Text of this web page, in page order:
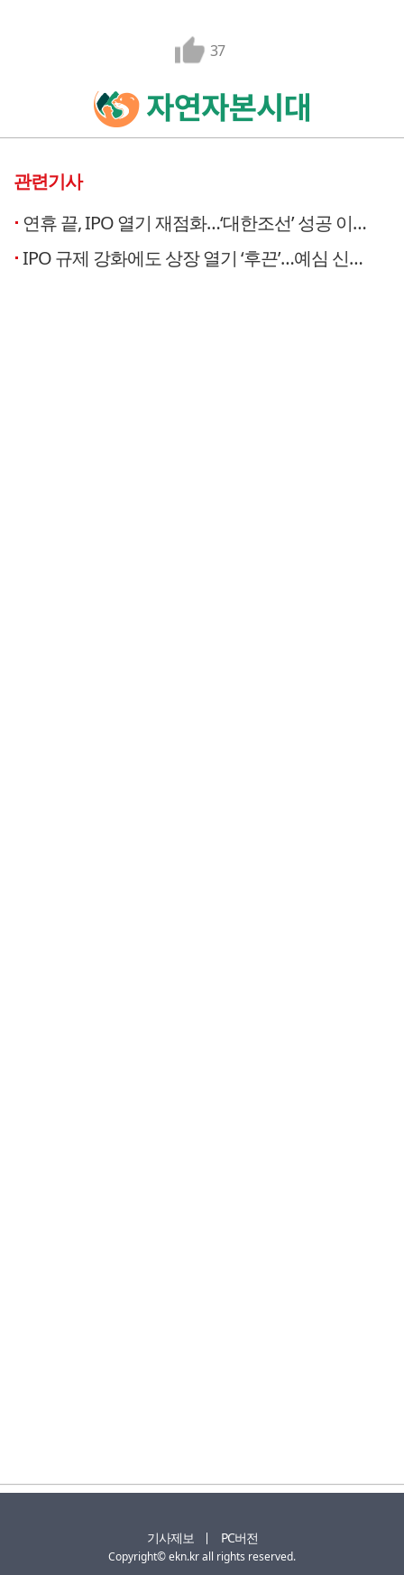
37
관련기사
연휴 끝, IPO 열기 재점화…‘대한조선’ 성공 이어 4분기 기대감 확산
IPO 규제 강화에도 상장 열기 ‘후끈’…예심 신청 기업 오히려 증가
기사제보 PC버전
Copyright© ekn.kr all rights reserved.